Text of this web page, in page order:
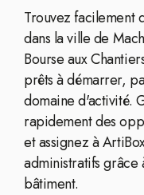
Trouvez facilement
dans la ville de
Bourse aux
prêts à démarrer,
domaine d'activité.
rapidement des
et assignez à
administratifs
bâtiment.